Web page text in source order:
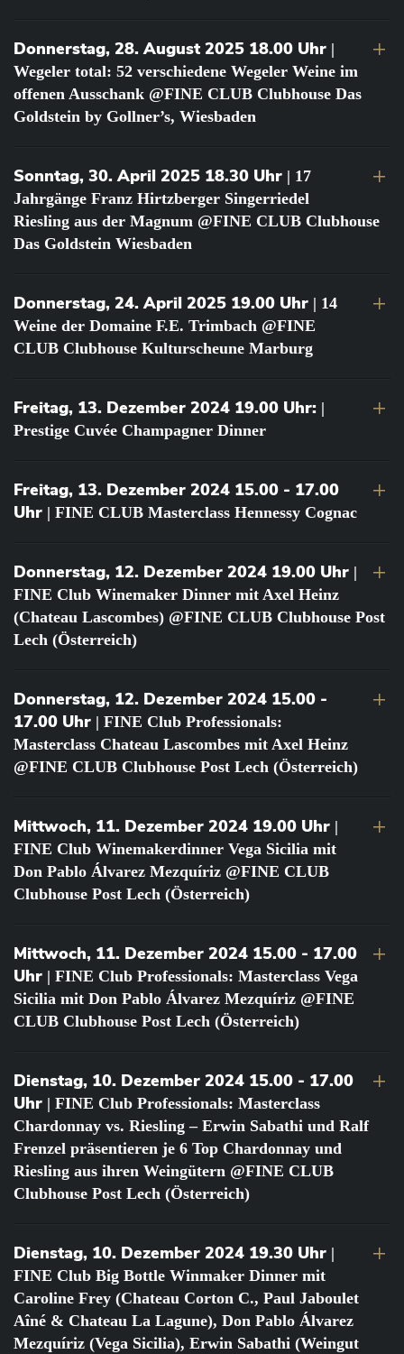
Donnerstag, 28. August 2025 18.00 Uhr |
Wegeler total: 52 verschiedene Wegeler Weine im
offenen Ausschank @FINE CLUB Clubhouse Das
Goldstein by Gollner’s, Wiesbaden
Sonntag, 30. April 2025 18.30 Uhr | 17
Jahrgänge Franz Hirtzberger Singerriedel
Riesling aus der Magnum @FINE CLUB Clubhouse
Das Goldstein Wiesbaden
Donnerstag, 24. April 2025 19.00 Uhr | 14
Weine der Domaine F.E. Trimbach @FINE
CLUB Clubhouse Kulturscheune Marburg
Freitag, 13. Dezember 2024 19.00 Uhr: |
Prestige Cuvée Champagner Dinner
Freitag, 13. Dezember 2024 15.00 - 17.00
Uhr | FINE CLUB Masterclass Hennessy Cognac
Donnerstag, 12. Dezember 2024 19.00 Uhr |
FINE Club Winemaker Dinner mit Axel Heinz
(Chateau Lascombes) @FINE CLUB Clubhouse Post
Lech (Österreich)
Donnerstag, 12. Dezember 2024 15.00 -
17.00 Uhr | FINE Club Professionals:
Masterclass Chateau Lascombes mit Axel Heinz
@FINE CLUB Clubhouse Post Lech (Österreich)
Mittwoch, 11. Dezember 2024 19.00 Uhr |
FINE Club Winemakerdinner Vega Sicilia mit
Don Pablo Álvarez Mezquíriz @FINE CLUB
Clubhouse Post Lech (Österreich)
Mittwoch, 11. Dezember 2024 15.00 - 17.00
Uhr | FINE Club Professionals: Masterclass Vega
Sicilia mit Don Pablo Álvarez Mezquíriz @FINE
CLUB Clubhouse Post Lech (Österreich)
Dienstag, 10. Dezember 2024 15.00 - 17.00
Uhr | FINE Club Professionals: Masterclass
Chardonnay vs. Riesling – Erwin Sabathi und Ralf
Frenzel präsentieren je 6 Top Chardonnay und
Riesling aus ihren Weingütern @FINE CLUB
Clubhouse Post Lech (Österreich)
Dienstag, 10. Dezember 2024 19.30 Uhr |
FINE Club Big Bottle Winmaker Dinner mit
Caroline Frey (Chateau Corton C., Paul Jaboulet
Aîné & Chateau La Lagune), Don Pablo Álvarez
Mezquíriz (Vega Sicilia), Erwin Sabathi (Weingut